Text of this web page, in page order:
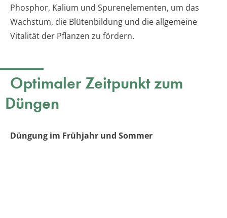
Phosphor, Kalium und Spurenelementen, um das
Wachstum, die Blütenbildung und die allgemeine
Vitalität der Pflanzen zu fördern.
Optimaler Zeitpunkt zum
Düngen
Düngung im Frühjahr und Sommer